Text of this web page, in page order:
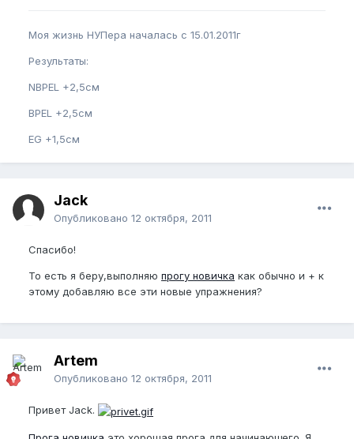
Моя жизнь НУПера началась с 15.01.2011г
Результаты:
NBPEL +2,5см
BPEL +2,5см
EG +1,5см
Jack
Опубликовано 12 октября, 2011
Спасибо!
То есть я беру,выполняю прогу новичка как обычно и + к
этому добавляю все эти новые упражнения?
Artem
Опубликовано 12 октября, 2011
Привет Jack.